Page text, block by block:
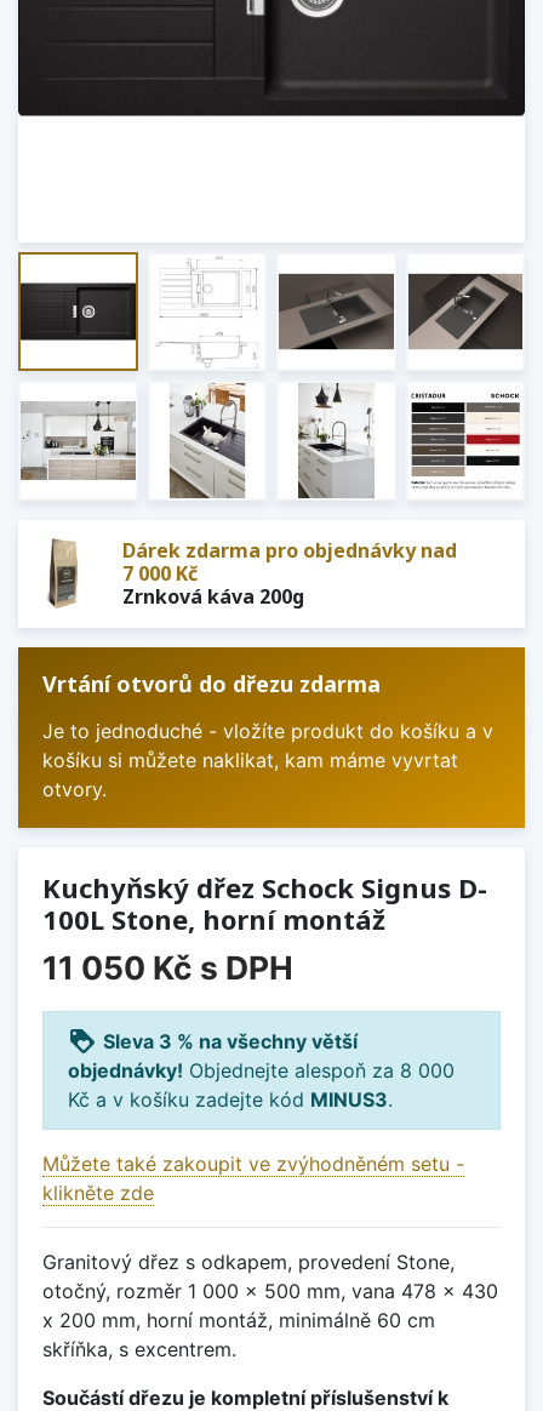
Dárek zdarma pro objednávky nad
7 000 Kč
Zrnková káva 200g
Vrtání otvorů do dřezu zdarma
Je to jednoduché - vložíte produkt do košíku a v
košíku si můžete naklikat, kam máme vyvrtat
otvory.
Kuchyňský dřez Schock Signus D-
100L Stone, horní montáž
11 050 Kč s DPH
loyalty Sleva 3 % na všechny větší
objednávky! Objednejte alespoň za 8 000
Kč a v košíku zadejte kód MINUS3.
Můžete také zakoupit ve zvýhodněném setu -
klikněte zde
Granitový dřez s odkapem, provedení Stone,
otočný, rozměr 1 000 x 500 mm, vana 478 x 430
x 200 mm, horní montáž, minimálně 60 cm
skříňka, s excentrem.
Součástí dřezu je kompletní příslušenství k